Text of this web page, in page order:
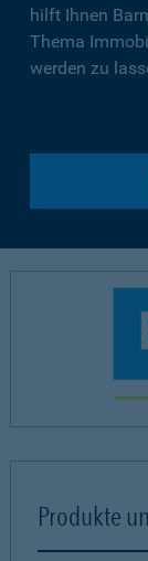
hilft Ihnen
Thema
werden zu
Produkte